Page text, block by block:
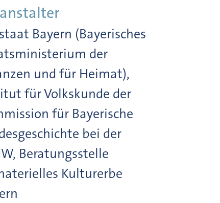
Bayern (Bayerisches
der
und für Heimat),
für Volkskunde der
für Bayerische
bei der
Beratungsstelle
Kulturerbe